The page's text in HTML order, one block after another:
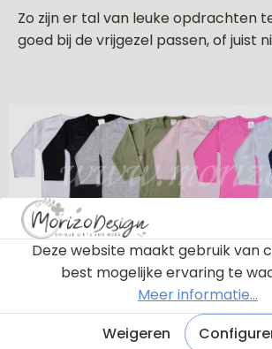
Zo zijn er tal van leuke opdrachten
goed bij de vrijgezel passen, of juist
De kleuren en
shirtjes
Deze website maakt gebruik van
best mogelijke ervaring te
Meer informatie...
Weigeren